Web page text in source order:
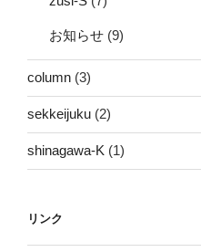
お知らせ (9)
column (3)
sekkeijuku (2)
shinagawa-K (1)
リンク